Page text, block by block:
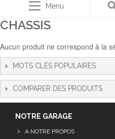
Menu
CHASSIS
Aucun produit ne correspond à la
MOTS CLÉS POPULAIRES
COMPARER DES PRODUITS
NOTRE GARAGE
A NOTRE PROPOS